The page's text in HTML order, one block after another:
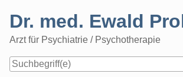
content
Dr. med. Ewald
Arzt für Psychiatrie / Psychotherapie